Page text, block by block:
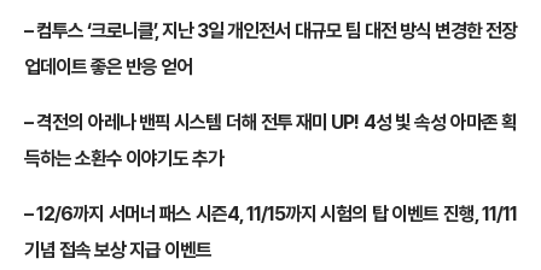
– 컴투스 ‘크로니클’, 지난 3일 개인전서 대규모 팀 대전 방식 변경한 전장
업데이트 좋은 반응 얻어
– 격전의 아레나 밴픽 시스템 더해 전투 재미 UP! 4성 빛 속성 아마존 획
득하는 소환수 이야기도 추가
– 12/6까지 서머너 패스 시즌4, 11/15까지 시험의 탑 이벤트 진행, 11/11
기념 접속 보상 지급 이벤트